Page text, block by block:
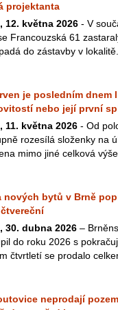
projektanta
12. května 2026 - V
Francouzská 61
do zástavby v
je posledním dnem
nebo její první
11. května 2026 - Od
rozesílá složenky na
mimo jiné celková
nových bytů v Brně
30. dubna 2026 –
do roku 2026 s
čtvrtletí se prodalo
neprodají